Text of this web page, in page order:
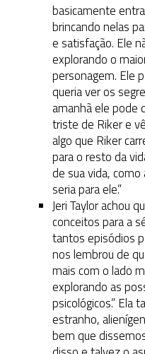
basicamente
brincando nelas
e satisfação. Ele
explorando o
personagem. Ele
queria ver os
amanhã ele pode
triste de Riker e
algo que Riker
para o resto da
de sua vida,
seria para ele.”
Jeri Taylor achou
conceitos para a
tantos episódios
nos lembrou de
mais com o lado
explorando as
psicológicos.” Ela
estranho,
bem que